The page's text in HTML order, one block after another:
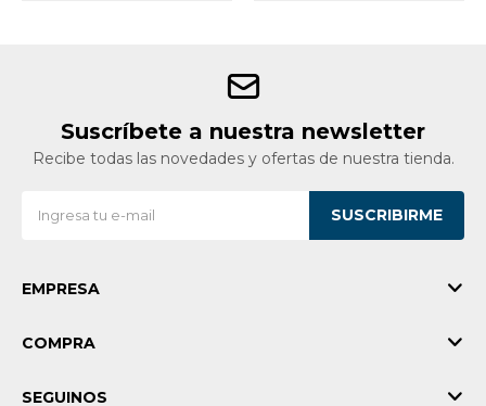
Suscríbete a nuestra newsletter
Recibe todas las novedades y ofertas de nuestra tienda.
SUSCRIBIRME
EMPRESA
COMPRA
SEGUINOS